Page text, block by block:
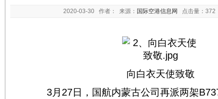
2020-03-30 作者： 来源： 国际空港信息网 点击量：
向白衣天使致敬
3月27日，国航内蒙古公司再派两架